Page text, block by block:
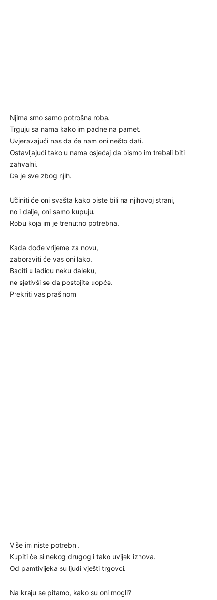
Njima smo samo potrošna roba.
Trguju sa nama kako im padne na pamet.
Uvjeravajući nas da će nam oni nešto dati.
Ostavljajući tako u nama osjećaj da bismo im trebali biti
zahvalni.
Da je sve zbog njih.
Učiniti će oni svašta kako biste bili na njihovoj strani,
no i dalje, oni samo kupuju.
Robu koja im je trenutno potrebna.
Kada dođe vrijeme za novu,
zaboraviti će vas oni lako.
Baciti u ladicu neku daleku,
ne sjetivši se da postojite uopće.
Prekriti vas prašinom.
Više im niste potrebni.
Kupiti će si nekog drugog i tako uvijek iznova.
Od pamtivijeka su ljudi vješti trgovci.
Na kraju se pitamo, kako su oni mogli?